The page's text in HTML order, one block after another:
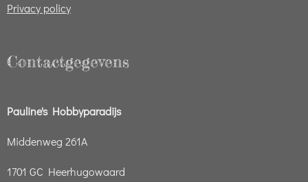
Privacy policy
Contactgegevens
Pauline's Hobbyparadijs
Middenweg 261A
1701 GC Heerhugowaard